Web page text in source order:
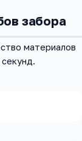
забора
материалов